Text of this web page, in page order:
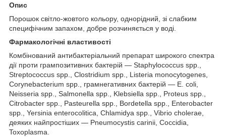
Опис
Порошок світло-жовтого кольору, однорідний, зі слабким
специфічним запахом, добре розчиняється у воді.
Фармакологічні властивості
Комбінований антибактеріальний препарат широкого спектра
дії проти грампозитивних бактерій — Staphylococcus spp.,
Streptococcus spp., Clostridium spp., Listeria monocytogenes,
Corynebacterium spp., грамнегативних бактерій — E. coli,
Neisseria spp., Salmonella spp., Klebsiella spp., Proteus spp.,
Citrobacter spp., Pasteurella spp., Bordetella spp., Enterobacter
spp., Yersinia enterocolitica, Chlamidya spp., Vibrio cholerae,
деяких найпростіших — Pneumocystis carinii, Coccidia,
Toxoplasma.